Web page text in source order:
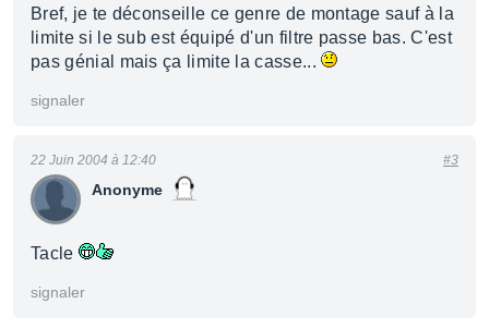
Bref, je te déconseille ce genre de montage sauf à la
limite si le sub est équipé d'un filtre passe bas. C'est
pas génial mais ça limite la casse...
signaler
Anonyme
22 Juin 2004 à 12:40 #3
Tacle
signaler